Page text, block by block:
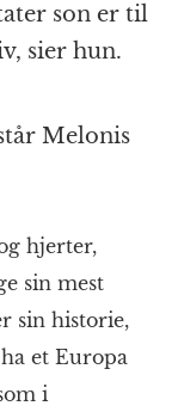
son er til
sier hun.
Melonis
hjerter,
sin mest
sin historie,
et Europa
i